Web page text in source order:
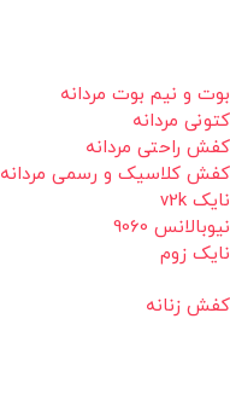
بوت و نیم بوت مردانه
کتونی مردانه
کفش راحتی مردانه
کفش کلاسیک و رسمی مردانه
نایک v2k
نیوبالانس 9060
نایک زوم
کفش زنانه